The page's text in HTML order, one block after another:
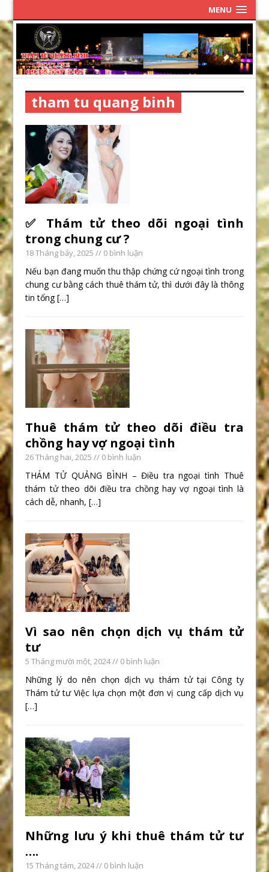
MENU
tham tu quang binh
✅ Thám tử theo dõi ngoại tình
trong chung cư ?
18 Tháng bảy, 2025 // 0 bình luận
Nếu bạn đang muốn thu thập chứng cứ ngoại tình trong
chung cư bằng cách thuê thám tử, thì dưới đây là thông
tin tổng[…]
Thuê thám tử theo dõi điều tra
chồng hay vợ ngoại tình
26 Tháng hai, 2025 // 0 bình luận
THÁM TỬ QUẢNG BÌNH – Điều tra ngoại tình Thuê
thám tử theo dõi điều tra chồng hay vợ ngoại tình là
cách dễ, nhanh,[…]
Vì sao nên chọn dịch vụ thám tử
tư
5 Tháng mười một, 2024// 0 bình luận
Những lý do nên chọn dịch vụ thám tử tại Công ty
Thám tử tư Việc lựa chọn một đơn vị cung cấp dịch vụ
[…]
Những lưu ý khi thuê thám tử tư
….
15 Tháng tám, 2024// 0 bình luận